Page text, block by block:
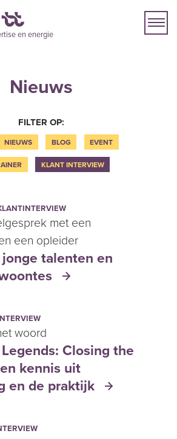
en energie
Nieuws
FILTER OP:
NIEUWS BLOG EVENT
KLANT INTERVIEW
met een
een opleider
talenten en
woord
Closing the
kennis uit
en de praktijk